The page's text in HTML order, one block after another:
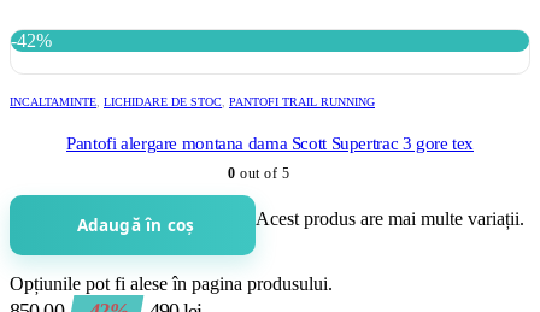
-42%
INCALTAMINTE LICHIDARE DE STOC PANTOFI TRAIL RUNNING
Pantofi alergare montana dama Scott Supertrac 3 gore tex
0 out of 5
Adaugă în coș Acest produs are mai multe variații.
Opțiunile pot fi alese în pagina produsului.